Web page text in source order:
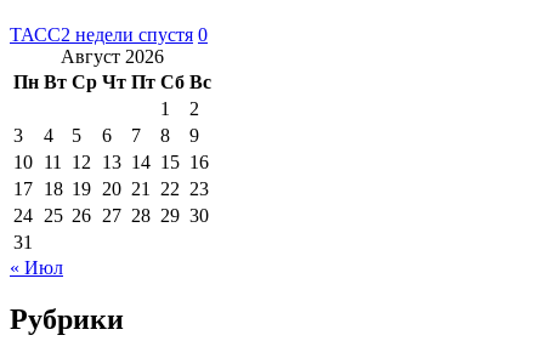
ТАСС2 недели спустя 0
Август 2026
Пн Вт Ср Чт Пт Сб Вс
1
2
3
4 5 6 7 8
9
10 11 12 13 14 15 16
17 18 19 20 21 22 23
24 25 26 27 28 29 30
31
« Июл
Рубрики